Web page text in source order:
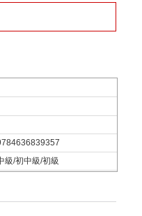
級/初中級/初級